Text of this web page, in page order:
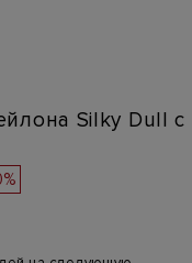
Silky Dull с